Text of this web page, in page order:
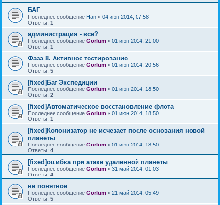
БАГ
Последнее сообщение Han « 04 июн 2014, 07:58
Ответы: 1
администрация - все?
Последнее сообщение Gorlum « 01 июн 2014, 21:00
Ответы: 1
Фаза 8. Активное тестирование
Последнее сообщение Gorlum « 01 июн 2014, 20:56
Ответы: 5
[fixed]Баг Экспедиции
Последнее сообщение Gorlum « 01 июн 2014, 18:50
Ответы: 2
[fixed]Автоматическое восстановление флота
Последнее сообщение Gorlum « 01 июн 2014, 18:50
Ответы: 1
[fixed]Колонизатор не исчезает после основания новой
планеты
Последнее сообщение Gorlum « 01 июн 2014, 18:50
Ответы: 4
[fixed]ошибка при атаке удаленной планеты
Последнее сообщение Gorlum « 31 май 2014, 01:03
Ответы: 4
не понятное
Последнее сообщение Gorlum « 21 май 2014, 05:49
Ответы: 5